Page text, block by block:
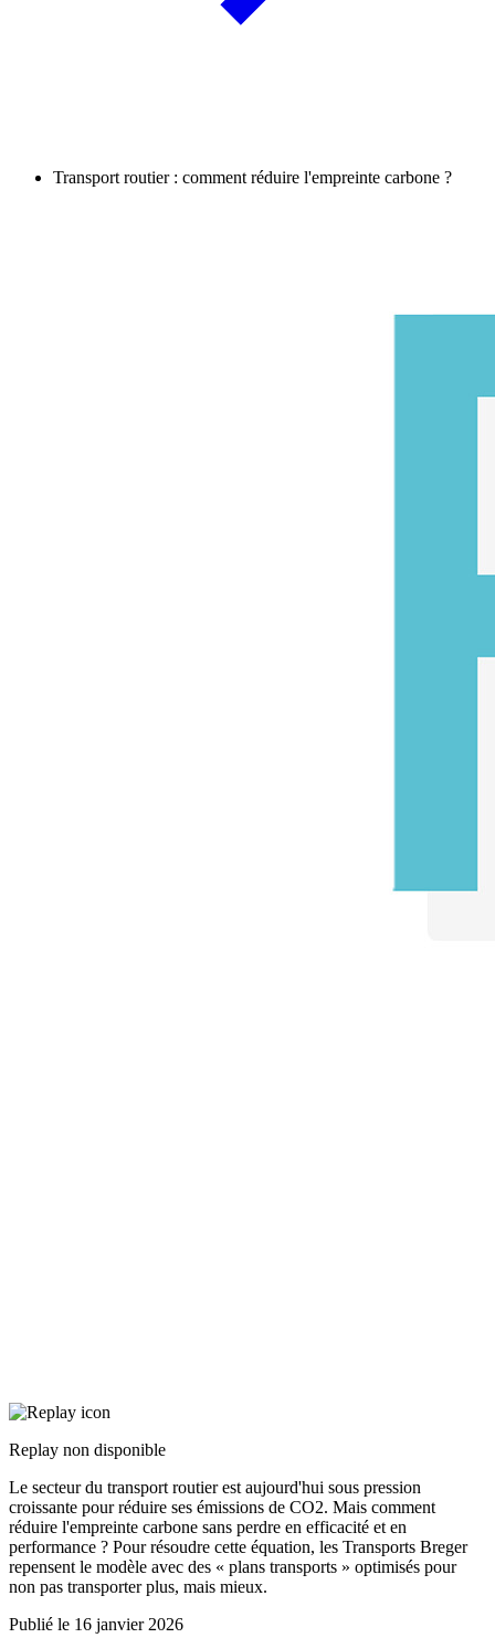
Transport routier : comment réduire l'empreinte carbone ?
Replay non disponible
Le secteur du transport routier est aujourd'hui sous pression
croissante pour réduire ses émissions de CO2. Mais comment
réduire l'empreinte carbone sans perdre en efficacité et en
performance ? Pour résoudre cette équation, les Transports Breger
repensent le modèle avec des « plans transports » optimisés pour
non pas transporter plus, mais mieux.
Publié le 16 janvier 2026